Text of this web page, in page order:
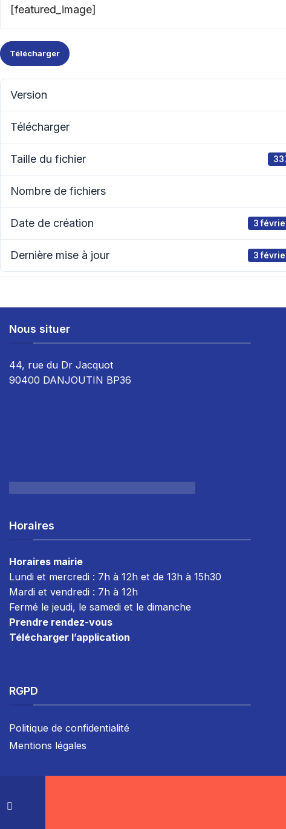
[featured_image]
Télécharger
Version
Télécharger
Taille du fichier
Nombre de fichiers
Date de création 3
Dernière mise à jour 3
Nous situer
44, rue du Dr Jacquot
90400 DANJOUTIN BP36
Horaires
Horaires mairie
Lundi et mercredi : 7h à 12h et de 13h à 15h30
Mardi et vendredi : 7h à 12h
Fermé le jeudi, le samedi et le dimanche
Prendre rendez-vous
Télécharger l’application
RGPD
Politique de confidentialité
Mentions légales